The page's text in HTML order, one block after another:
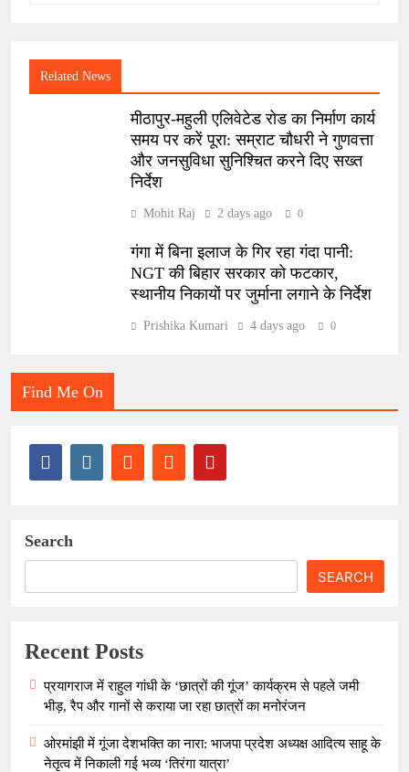
Related News
मीठापुर-महुली एलिवेटेड रोड का निर्माण कार्य
समय पर करें पूरा: सम्राट चौधरी ने गुणवत्ता
और जनसुविधा सुनिश्चित करने दिए सख्त
निर्देश
Mohit Raj 2 days ago 0
गंगा में बिना इलाज के गिर रहा गंदा पानी:
NGT की बिहार सरकार को फटकार,
स्थानीय निकायों पर जुर्माना लगाने के निर्देश
Prishika Kumari 4 days ago 0
Find Me On
Search
SEARCH
Recent Posts
प्रयागराज में राहुल गांधी के ‘छात्रों की गूंज’ कार्यक्रम से पहले जमी
भीड़, रैप और गानों से कराया जा रहा छात्रों का मनोरंजन
ओरमांझी में गूंजा देशभक्ति का नारा: भाजपा प्रदेश अध्यक्ष आदित्य साहू के
नेतृत्व में निकाली गई भव्य ‘तिरंगा यात्रा’